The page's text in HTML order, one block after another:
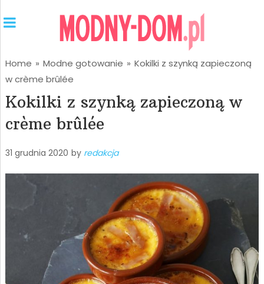
Home » Modne gotowanie » Kokilki z szynką zapieczoną
w crème brûlée
Kokilki z szynką zapieczoną w
crème brûlée
31 grudnia 2020 by redakcja